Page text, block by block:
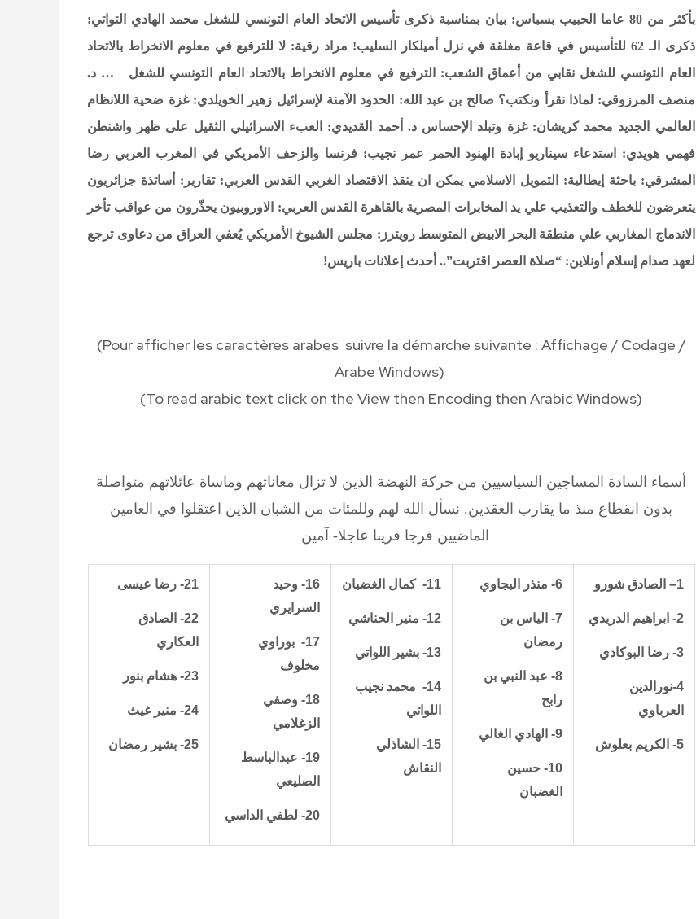
بأكثر من 80 عاما
الحبيب بسباس: بيان بمناسبة ذكرى تأسيس الاتحاد العام التونسي للشغل محمد الهادي التواتي:
ذكرى الـ 62 للتأسيس في قاعة مغلقة في نزل أميلكار السليب!
مراد رقية: لا للترفيع في معلوم الانخراط بالاتحاد
العام التونسي للشغل نقابي من أعماق الشعب: الترفيع في معلوم الانخراط بالاتحاد العام التونسي للشغل … د.
منصف المرزوقي: لماذا نقرأ ونكتب؟ صالح بن عبد الله: الحدود الآمنة لإسرائيل زهير الخويلدي: غزة ضحية اللانظام
العالمي الجديد محمد كريشان: غزة وتبلد الإحساسد. أحمد القديدي: العبء الاسرائيلي الثقيل على ظهر واشنطن
فهمي هويدي: استدعاء سيناريو إبادة الهنود الحمر عمر نجيب: فرنسا والزحف الأمريكي في المغرب العربي رضا
المشرقي: باحثة إيطالية: التمويل الاسلامي يمكن ان ينقذ الاقتصاد الغربي
القدس العربي: تقارير: أساتذة جزائريون
يتعرضون للخطف والتعذيب علي يد المخابرات المصرية بالقاهرة القدس العربي: الاوروبيون يحذّرون من عواقب تأخر
الاندماج المغاربي علي منطقة البحر الابيض المتوسطرويترز: مجلس الشيوخ الأمريكي يُعفي العراق من دعاوى ترجع
لعهد صدام إسلام أونلاين: “صلاة العصر اقتربت”.. أحدث إعلانات باريس!
(Pour afficher les caractères arabes suivre la démarche suivante : Affichage / Codage /
Arabe Windows(
(To read arabic text click on the View then Encoding then Arabic Windows)
أسماء السادة المساجين السياسيين من حركة النهضة الذين لا تزال معاناتهم وماساة عائلاتهم متواصلة
بدون انقطاع منذ ما يقارب العقدين. نسأل الله لهم وللمئات من الشبان الذين اعتقلوا في العامين
الماضيين فرجا قريبا عاجلا- آمين
21- رضا عيسى
22- الصادق
العكاري
23- هشام بنور
24- منير غيث
25- بشير رمضان
16- وحيد
السرايري
17-
بوراوي
مخلوف
18- وصفي
الزغلامي
19- عبدالباسط
الصليعي
20- لطفي الداسي
11- كمال الغضبان
12- منير الحناشي
13- بشير اللواتي
14-
محمد نجيب
اللواتي
15- الشاذلي
النقاش
6- منذر البجاوي
7- الياس بن
رمضان
8- عبد النبي بن
رابح
9- الهادي الغالي
10- حسين
الغضبان
1
– الصادق شورو
2- ابراهيم الدريدي
3- رضا البوكادي
4-نورالدين
العرباوي
5- الكريم بعلوش